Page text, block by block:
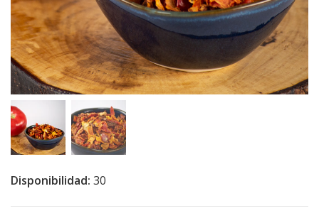
Disponibilidad: 30